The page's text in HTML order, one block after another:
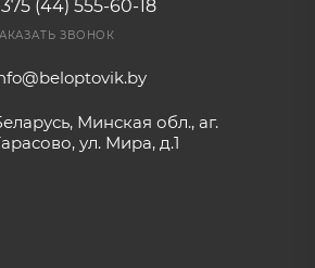
(44) 555-60-18
ЗВОНОК
Минская обл., аг.
ул. Мира, д.1